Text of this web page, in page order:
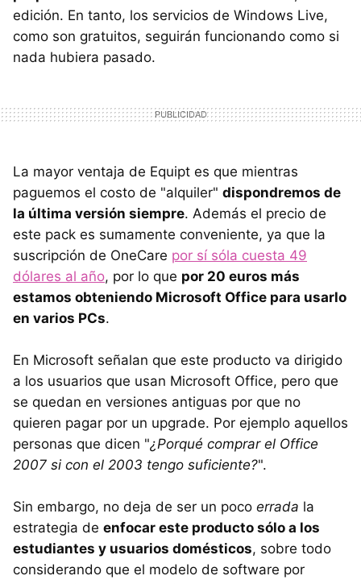
edición. En tanto, los servicios de Windows Live,
como son gratuitos, seguirán funcionando como si
nada hubiera pasado.
La mayor ventaja de Equipt es que mientras
paguemos el costo de "alquiler" dispondremos de
la última versión siempre. Además el precio de
este pack es sumamente conveniente, ya que la
suscripción de OneCare por sí sóla cuesta 49
dólares al año, por lo que por 20 euros más
estamos obteniendo Microsoft Office para usarlo
en varios PCs.
En Microsoft señalan que este producto va dirigido
a los usuarios que usan Microsoft Office, pero que
se quedan en versiones antiguas por que no
quieren pagar por un upgrade. Por ejemplo aquellos
personas que dicen "¿Porqué comprar el Office
2007 si con el 2003 tengo suficiente?".
Sin embargo, no deja de ser un poco errada la
estrategia de enfocar este producto sólo a los
estudiantes y usuarios domésticos, sobre todo
considerando que el modelo de software por